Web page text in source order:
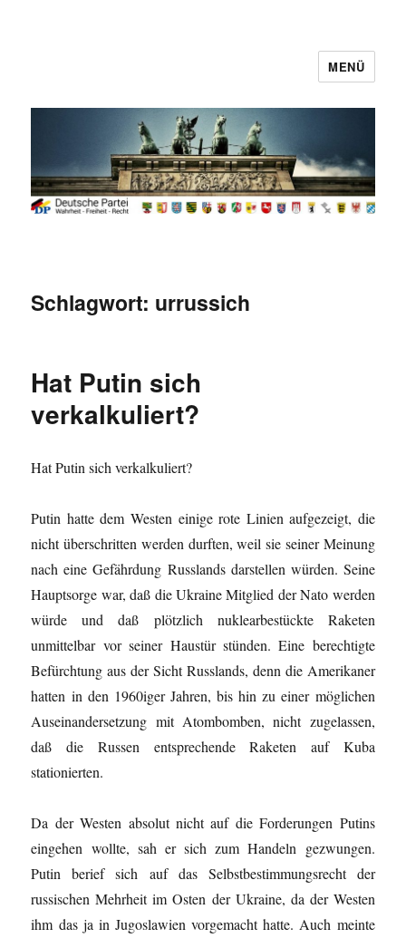
MENÜ
Schlagwort: urrussich
Hat Putin sich
verkalkuliert?
Hat Putin sich verkalkuliert?
Putin hatte dem Westen einige rote Linien aufgezeigt, die
nicht überschritten werden durften, weil sie seiner Meinung
nach eine Gefährdung Russlands darstellen würden. Seine
Hauptsorge war, daß die Ukraine Mitglied der Nato werden
würde und daß plötzlich nuklearbestückte Raketen
unmittelbar vor seiner Haustür stünden. Eine berechtigte
Befürchtung aus der Sicht Russlands, denn die Amerikaner
hatten in den 1960iger Jahren, bis hin zu einer möglichen
Auseinandersetzung mit Atombomben, nicht zugelassen,
daß die Russen entsprechende Raketen auf Kuba
stationierten.
Da der Westen absolut nicht auf die Forderungen Putins
eingehen wollte, sah er sich zum Handeln gezwungen.
Putin berief sich auf das Selbstbestimmungsrecht der
russischen Mehrheit im Osten der Ukraine, da der Westen
ihm das ja in Jugoslawien vorgemacht hatte. Auch meinte